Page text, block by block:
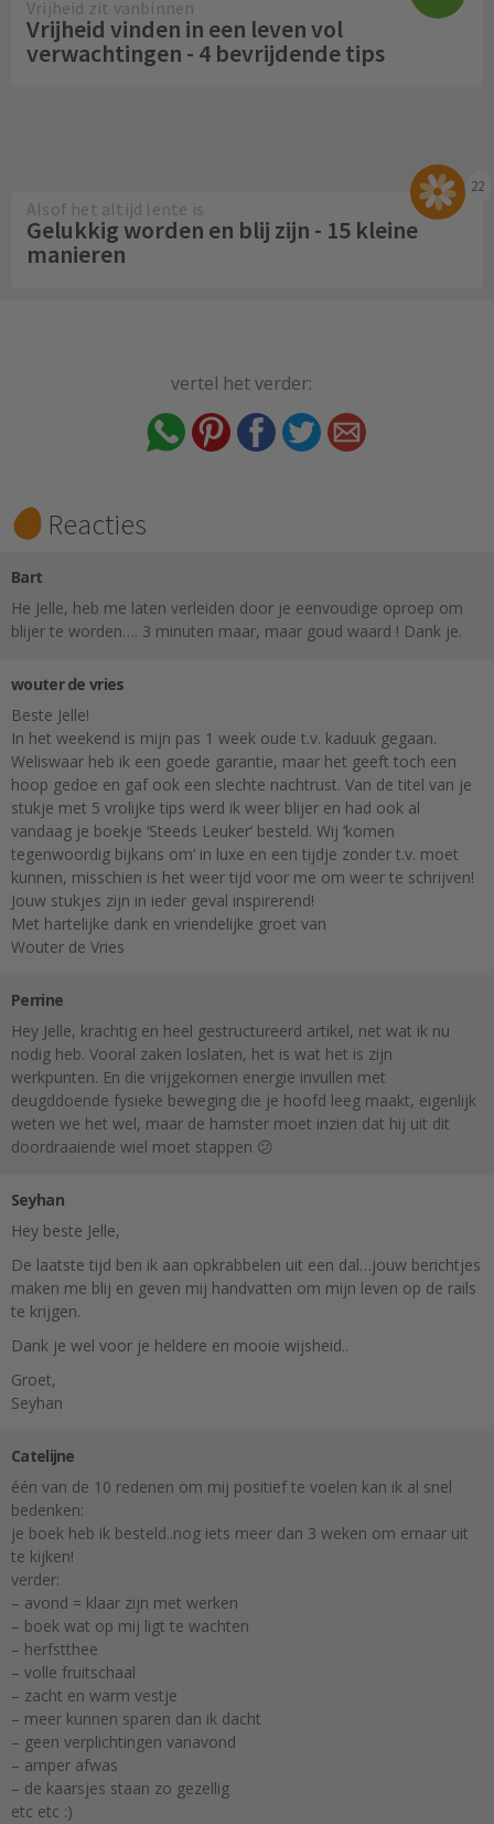
Vrijheid zit vanbinnen
Vrijheid vinden in een leven vol
verwachtingen - 4 bevrijdende tips
22
Alsof het altijd lente is
Gelukkig worden en blij zijn - 15 kleine
manieren
vertel het verder:
Reacties
Bart
He Jelle, heb me laten verleiden door je eenvoudige oproep om
blijer te worden…. 3 minuten maar, maar goud waard ! Dank je.
wouter de vries
Beste Jelle!
In het weekend is mijn pas 1 week oude t.v. kaduuk gegaan.
Weliswaar heb ik een goede garantie, maar het geeft toch een
hoop gedoe en gaf ook een slechte nachtrust. Van de titel van je
stukje met 5 vrolijke tips werd ik weer blijer en had ook al
vandaag je boekje ‘Steeds Leuker’ besteld. Wij ‘komen
tegenwoordig bijkans om’ in luxe en een tijdje zonder t.v. moet
kunnen, misschien is het weer tijd voor me om weer te schrijven!
Jouw stukjes zijn in ieder geval inspirerend!
Met hartelijke dank en vriendelijke groet van
Wouter de Vries
Perrine
Hey Jelle, krachtig en heel gestructureerd artikel, net wat ik nu
nodig heb. Vooral zaken loslaten, het is wat het is zijn
werkpunten. En die vrijgekomen energie invullen met
deugddoende fysieke beweging die je hoofd leeg maakt, eigenlijk
weten we het wel, maar de hamster moet inzien dat hij uit dit
doordraaiende wiel moet stappen 😕
Seyhan
Hey beste Jelle,
De laatste tijd ben ik aan opkrabbelen uit een dal…jouw berichtjes
maken me blij en geven mij handvatten om mijn leven op de rails
te krijgen.
Dank je wel voor je heldere en mooie wijsheid..
Groet,
Seyhan
Catelijne
één van de 10 redenen om mij positief te voelen kan ik al snel
bedenken:
je boek heb ik besteld..nog iets meer dan 3 weken om ernaar uit
te kijken!
verder:
– avond = klaar zijn met werken
– boek wat op mij ligt te wachten
– herfstthee
– volle fruitschaal
– zacht en warm vestje
– meer kunnen sparen dan ik dacht
– geen verplichtingen vanavond
– amper afwas
– de kaarsjes staan zo gezellig
etc etc :)